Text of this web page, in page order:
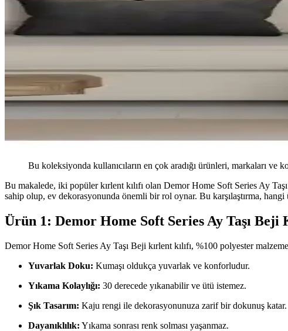
Bu koleksiyonda kullanıcıların en çok aradığı ürünleri, markaları ve
Bu makalede, iki popüler kırlent kılıfı olan Demor Home Soft Series Ay
sahip olup, ev dekorasyonunda önemli bir rol oynar. Bu karşılaştırma,
Ürün 1: Demor Home Soft Series Ay Taşı Beji
Demor Home Soft Series Ay Taşı Beji kırlent kılıfı, %100 polyester
Yuvarlak Doku: Kumaşı oldukça yuvarlak ve konforludur.
Yıkama Kolaylığı: 30 derecede yıkanabilir ve ütü istemez.
Şık Tasarım: Kaju rengi ile dekorasyonunuza zarif bir dokunuş katar.
Dayanıklılık: Yıkama sonrası renk solması yaşanmaz.